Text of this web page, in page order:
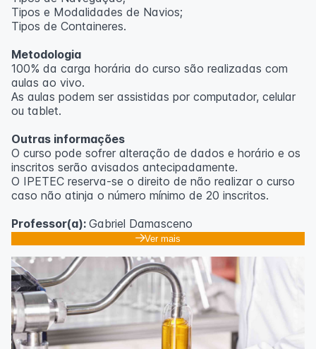
Outras informações
inscritos serão avisados ​​antecipadamente.
O IPETEC reserva-se o direito de não realizar o curso
caso não atinja o número mínimo de 20 inscritos.
Professora:
Tipos e Modalidades de Navios;
Tipos de Containeres.
Metodologia
100% da carga horária do curso são realizadas com
aulas ao vivo.
As aulas podem ser assistidas por computador, celular
ou tablet.
Outras informações
O curso pode sofrer alteração de dados e horário e os
inscritos serão avisados ​​antecipadamente.
O IPETEC reserva-se o direito de não realizar o curso
caso não atinja o número mínimo de 20 inscritos.
Professor(a): Gabriel Damasceno
Ver mais